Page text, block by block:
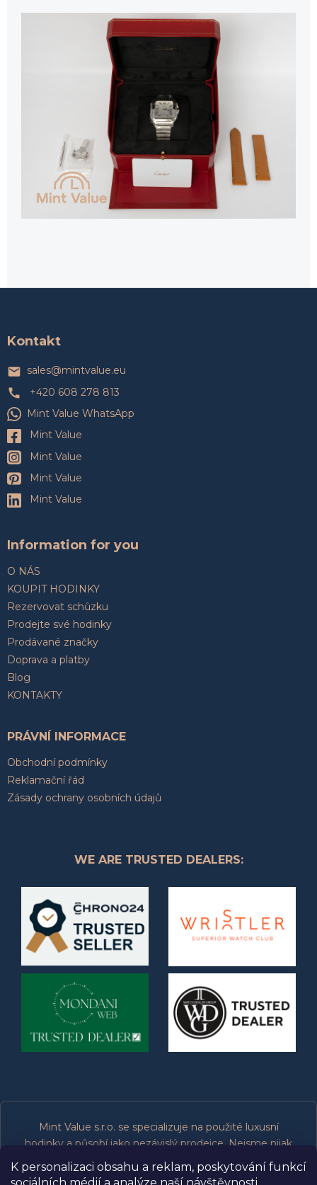
K personalizaci obsahu a reklam, poskytování funkcí
Kontakt
sales@mintvalue.eu
+420 608 278 813
Mint Value WhatsApp
Mint Value
Mint Value
Mint Value
Mint Value
Information for you
O NÁS
KOUPIT HODINKY
Rezervovat schůzku
Prodejte své hodinky
Prodávané značky
Doprava a platby
Blog
KONTAKTY
PRÁVNÍ INFORMACE
Obchodní podmínky
Reklamační řád
Zásady ochrany osobních údajů
WE ARE TRUSTED DEALERS:
Mint Value s.r.o. se specializuje na použité luxusní
hodinky a působí jako nezávislý prodejce. Nejsme nijak
spojeni, přidruženi, oprávněni ani podporováni výrobci
značek, které prodáváme. Všechny ochranné známky